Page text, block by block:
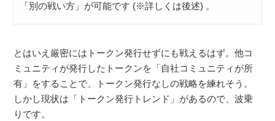
「別の戦い方」が可能です (※詳しくは後述) 。
とはいえ厳密にはトークン発行せずにも戦えるはず。他コ
ミュニティが発行したトークンを「自社コミュニティが所
有」をすることで、トークン発行なしの戦略を練れそう。
しかし現状は「トークン発行トレンド」があるので、波乗
りです。